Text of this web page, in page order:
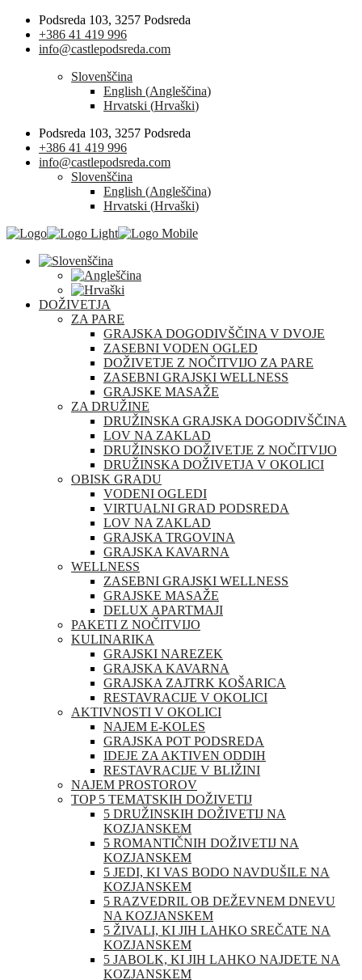
Podsreda 103, 3257 Podsreda
+386 41 419 996
info@castlepodsreda.com
Slovenščina
English (Angleščina)
Hrvatski (Hrvaški)
Podsreda 103, 3257 Podsreda
+386 41 419 996
info@castlepodsreda.com
Slovenščina
English (Angleščina)
Hrvatski (Hrvaški)
DOŽIVETJA
ZA PARE
GRAJSKA DOGODIVŠČINA V DVOJE
ZASEBNI VODEN OGLED
DOŽIVETJE Z NOČITVIJO ZA PARE
ZASEBNI GRAJSKI WELLNESS
GRAJSKE MASAŽE
ZA DRUŽINE
DRUŽINSKA GRAJSKA DOGODIVŠČINA
LOV NA ZAKLAD
DRUŽINSKO DOŽIVETJE Z NOČITVIJO
DRUŽINSKA DOŽIVETJA V OKOLICI
OBISK GRADU
VODENI OGLEDI
VIRTUALNI GRAD PODSREDA
LOV NA ZAKLAD
GRAJSKA TRGOVINA
GRAJSKA KAVARNA
WELLNESS
ZASEBNI GRAJSKI WELLNESS
GRAJSKE MASAŽE
DELUX APARTMAJI
PAKETI Z NOČITVIJO
KULINARIKA
GRAJSKI NAREZEK
GRAJSKA KAVARNA
GRAJSKA ZAJTRK KOŠARICA
RESTAVRACIJE V OKOLICI
AKTIVNOSTI V OKOLICI
NAJEM E-KOLES
GRAJSKA POT PODSREDA
IDEJE ZA AKTIVEN ODDIH
RESTAVRACIJE V BLIŽINI
NAJEM PROSTOROV
TOP 5 TEMATSKIH DOŽIVETIJ
5 DRUŽINSKIH DOŽIVETIJ NA
KOZJANSKEM
5 ROMANTIČNIH DOŽIVETIJ NA
KOZJANSKEM
5 JEDI, KI VAS BODO NAVDUŠILE NA
KOZJANSKEM
5 RAZVEDRIL OB DEŽEVNEM DNEVU
NA KOZJANSKEM
5 ŽIVALI, KI JIH LAHKO SREČATE NA
KOZJANSKEM
5 JABOLK, KI JIH LAHKO NAJDETE NA
KOZJANSKEM